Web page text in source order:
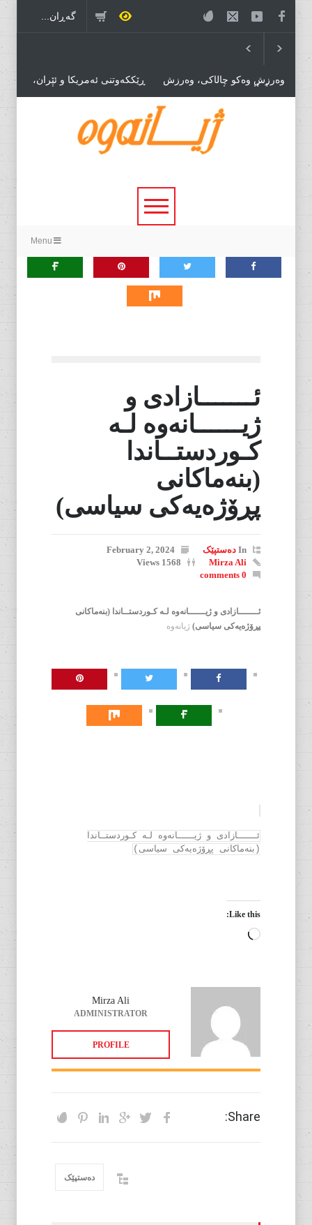
ڕێککەوتنی ئەمریکا و ئێران،
درێژەی بەڕێوەبردنی هاوبەشی
قەیرانەکان!
وەرزش وەکو چاڵاکی، وەرزش
بۆ مڵمڵانێی سیاسی وەرزش بۆ
بازرگانی.
پێویستی بۆ دۆخێکی نوێ!
Menu
ئـــــــازادی و
ژیــــــانەوە لـە
کـوردستــاندا
(بنەماکانی
پڕۆژەیەکی سیاسی)
In دەستپێک
February 2, 2024
Mirza Ali
1568 Views
0 comments
ئـــــــازادی و ژیــــــانەوە لـە کـوردستــاندا (بنەماکانی
پڕۆژەیەکی سیاسی) ژیانەوە
ئـــــــازادی و ژیــــــانەوە لـە کـوردستــاندا
(بنەماکانی پڕۆژەیەکی سیاسی)
Like this:
Loading…
Mirza Ali
ADMINISTRATOR
PROFILE
Share:
دەستپێک